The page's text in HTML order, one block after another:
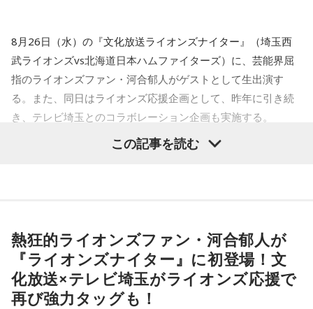
れない、つまり実際にNPTという世界の核拡散を防ぐための
取り決めがそのまま無力と言いますか、止まってしまったと
いう現実があるわけです。
今回2月からアメリカがイランに対する攻撃、イランの核兵器
開発に関する問題が再燃されていて、アメリカが反対をする
のこの式典があるということは、やっぱり思い出したいなと
キャンベル「で、今年の5月2日にニューヨークで行われた国
連のその会議で、NGOの協議会が行われていまして、2024年
にノーベル平和賞を獲った日本の被団協（日本原水爆被害者
団体協議会）で、去年事務局長になられた濱住治郎さんとい
しい政策だと思いますが、残念ながらもう半年前に選挙に結
果が出ていたわけですから、もっと早くできれば尚のことよ
かったなと思いますね」
8月26日（水）の『文化放送ライオンズナイター』（埼玉西
武ライオンズvs北海道日本ハムファイターズ）に、芸能界屈
指のライオンズファン・河合郁人がゲストとして生出演す
る。また、同日はライオンズ応援企画として、昨年に引き続
き、テレビ埼玉とのコラボレーション企画も実施する。
埼玉に根差し、ライオンズを応援する文化放送。このたび、
■河合郁人の“ガチ”なファン視点でライオンズの魅力を深掘
り！
当日、べルーナドームからお伝えする『文化放送ライオンズ
この記事を読む
熱狂的ライオンズファン・河合郁人が
『ライオンズナイター』に初登場！文
化放送×テレビ埼玉がライオンズ応援で
再び強力タッグも！